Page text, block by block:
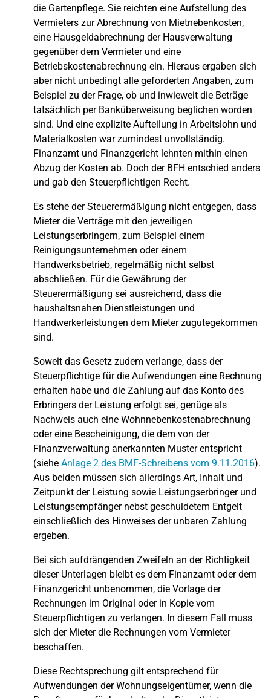
die Gartenpflege. Sie reichten eine Aufstellung des
Vermieters zur Abrechnung von Mietnebenkosten,
eine Hausgeldabrechnung der Hausverwaltung
gegenüber dem Vermieter und eine
Betriebskostenabrechnung ein. Hieraus ergaben sich
aber nicht unbedingt alle geforderten Angaben, zum
Beispiel zu der Frage, ob und inwieweit die Beträge
tatsächlich per Banküberweisung beglichen worden
sind. Und eine explizite Aufteilung in Arbeitslohn und
Materialkosten war zumindest unvollständig.
Finanzamt und Finanzgericht lehnten mithin einen
Abzug der Kosten ab. Doch der BFH entschied anders
und gab den Steuerpflichtigen Recht.
Es stehe der Steuerermäßigung nicht entgegen, dass
Mieter die Verträge mit den jeweiligen
Leistungserbringern, zum Beispiel einem
Reinigungsunternehmen oder einem
Handwerksbetrieb, regelmäßig nicht selbst
abschließen. Für die Gewährung der
Steuerermäßigung sei ausreichend, dass die
haushaltsnahen Dienstleistungen und
Handwerkerleistungen dem Mieter zugutegekommen
sind.
Soweit das Gesetz zudem verlange, dass der
Steuerpflichtige für die Aufwendungen eine Rechnung
erhalten habe und die Zahlung auf das Konto des
Erbringers der Leistung erfolgt sei, genüge als
Nachweis auch eine Wohnnebenkostenabrechnung
oder eine Bescheinigung, die dem von der
Finanzverwaltung anerkannten Muster entspricht
(siehe Anlage 2 des BMF-Schreibens vom 9.11.2016).
Aus beiden müssen sich allerdings Art, Inhalt und
Zeitpunkt der Leistung sowie Leistungserbringer und
Leistungsempfänger nebst geschuldetem Entgelt
einschließlich des Hinweises der unbaren Zahlung
ergeben.
Bei sich aufdrängenden Zweifeln an der Richtigkeit
dieser Unterlagen bleibt es dem Finanzamt oder dem
Finanzgericht unbenommen, die Vorlage der
Rechnungen im Original oder in Kopie vom
Steuerpflichtigen zu verlangen. In diesem Fall muss
sich der Mieter die Rechnungen vom Vermieter
beschaffen.
Diese Rechtsprechung gilt entsprechend für
Aufwendungen der Wohnungseigentümer, wenn die